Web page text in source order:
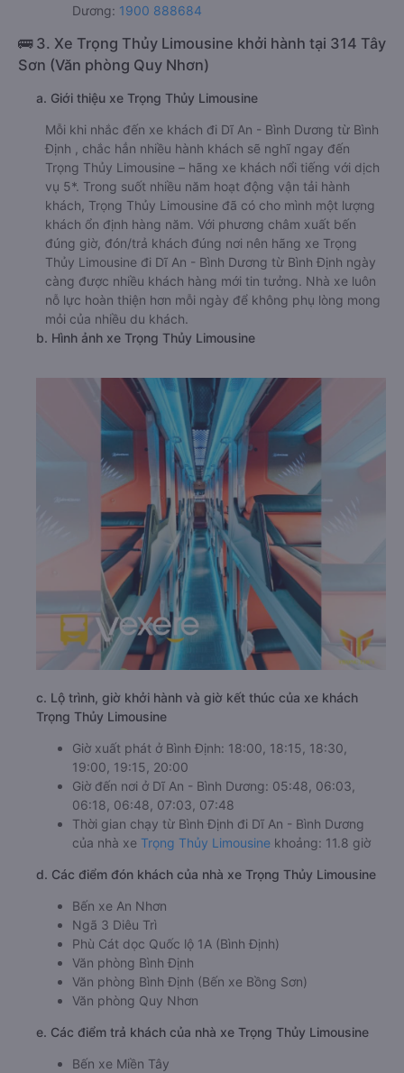
Dương: 1900 888684
🚌 3. Xe Trọng Thủy Limousine khởi hành tại 314 Tây
Sơn (Văn phòng Quy Nhơn)
a. Giới thiệu xe Trọng Thủy Limousine
Mỗi khi nhắc đến xe khách đi Dĩ An - Bình Dương từ Bình
Định , chắc hẳn nhiều hành khách sẽ nghĩ ngay đến
Trọng Thủy Limousine – hãng xe khách nổi tiếng với dịch
vụ 5*. Trong suốt nhiều năm hoạt động vận tải hành
khách, Trọng Thủy Limousine đã có cho mình một lượng
khách ổn định hàng năm. Với phương châm xuất bến
đúng giờ, đón/trả khách đúng nơi nên hãng xe Trọng
Thủy Limousine đi Dĩ An - Bình Dương từ Bình Định ngày
càng được nhiều khách hàng mới tin tưởng. Nhà xe luôn
nỗ lực hoàn thiện hơn mỗi ngày để không phụ lòng mong
mỏi của nhiều du khách.
b. Hình ảnh xe Trọng Thủy Limousine
c. Lộ trình, giờ khởi hành và giờ kết thúc của xe khách
Trọng Thủy Limousine
Giờ xuất phát ở Bình Định: 18:00, 18:15, 18:30,
19:00, 19:15, 20:00
Giờ đến nơi ở Dĩ An - Bình Dương: 05:48, 06:03,
06:18, 06:48, 07:03, 07:48
Thời gian chạy từ Bình Định đi Dĩ An - Bình Dương
của nhà xe Trọng Thủy Limousine khoảng: 11.8 giờ
d. Các điểm đón khách của nhà xe Trọng Thủy Limousine
Bến xe An Nhơn
Ngã 3 Diêu Trì
Phù Cát dọc Quốc lộ 1A (Bình Định)
Văn phòng Bình Định
Văn phòng Bình Định (Bến xe Bồng Sơn)
Văn phòng Quy Nhơn
e. Các điểm trả khách của nhà xe Trọng Thủy Limousine
Bến xe Miền Tây